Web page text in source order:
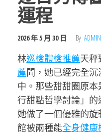
運程
2026 年 5 月 30 日 By ADMIN
林巡檢體檢推薦天秤
薦聞，她已經完全
中。那些甜甜圈原
行甜點哲學討論」的
她做了一個優雅的
館被兩種能全身健康